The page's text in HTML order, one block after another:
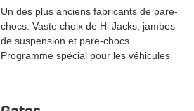
Un des plus anciens fabricants de pare-
chocs. Vaste choix de Hi Jacks, jambes
de suspension et pare-chocs.
Programme spécial pour les véhicules